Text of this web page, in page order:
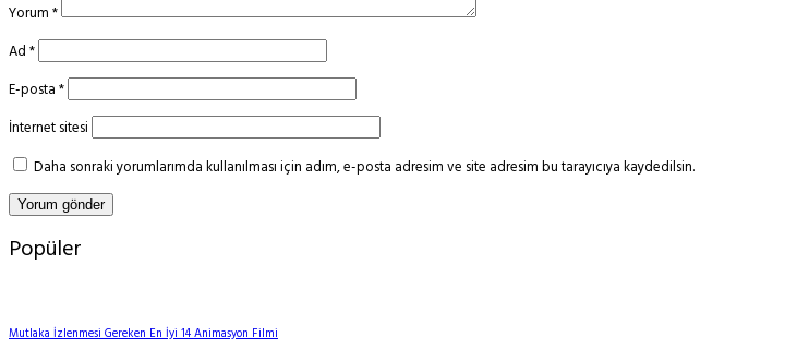
Yorum*
Ad*
E-posta*
İnternet sitesi
Daha sonraki yorumlarımda kullanılması için adım, e-posta adresim ve site adresim bu tarayıcıya kaydedilsin.
Popüler
Mutlaka İzlenmesi Gereken En İyi 14 Animasyon Filmi